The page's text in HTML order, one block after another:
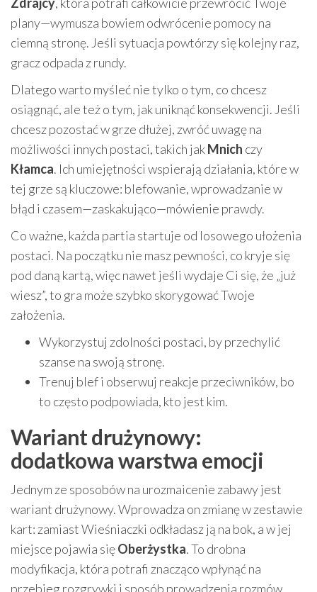
plany—wymusza bowiem odwrócenie pomocy na
ciemną stronę. Jeśli sytuacja powtórzy się kolejny raz,
gracz odpada z rundy.
Dlatego warto myśleć nie tylko o tym, co chcesz
osiągnąć, ale też o tym, jak uniknąć konsekwencji. Jeśli
chcesz pozostać w grze dłużej, zwróć uwagę na
możliwości innych postaci, takich jakMnich czy
Kłamca. Ich umiejętności wspierają działania, które w
tej grze są kluczowe: blefowanie, wprowadzanie w
błąd i czasem—zaskakująco—mówienie prawdy.
Co ważne, każda partia startuje od losowego ułożenia
postaci. Na początku nie masz pewności, co kryje się
pod daną kartą, więc nawet jeśli wydaje Ci się, że „już
wiesz”, to gra może szybko skorygować Twoje
założenia.
Wykorzystuj zdolności postaci, by przechylić
szanse na swoją stronę.
Trenuj blef i obserwuj reakcje przeciwników, bo
to często podpowiada, kto jest kim.
Wariant drużynowy:
dodatkowa warstwa emocji
Jednym ze sposobów na urozmaicenie zabawy jest
wariant drużynowy. Wprowadza on zmianę w zestawie
kart: zamiast Wieśniaczki odkładasz ją na bok, a w jej
miejsce pojawia sięOberżystka. To drobna
modyfikacja, która potrafi znacząco wpłynąć na
przebieg rozgrywki i sposób prowadzenia rozmów